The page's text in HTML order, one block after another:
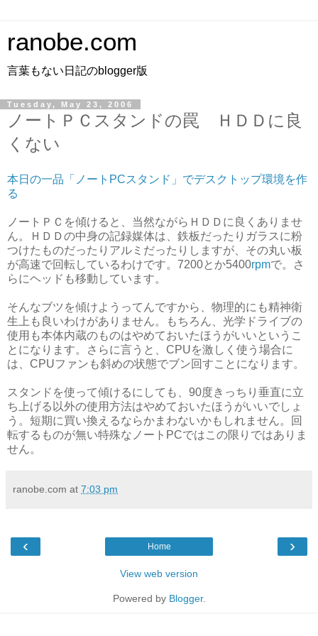
ranobe.com
言葉もない日記のblogger版
Tuesday, May 23, 2006
ノートＰＣスタンドの罠 ＨＤＤに良
くない
本日の一品「ノートPCスタンド」でデスクトップ環境を作
る
ノートＰＣを傾けると、当然ながらＨＤＤに良くありませ
ん。ＨＤＤの中身の記録媒体は、鉄板だったりガラスに粉
つけたものだったりアルミだったりしますが、その丸い板
が高速で回転しているわけです。7200とか5400rpmで。さ
らにヘッドも移動しています。
そんなブツを傾けようってんですから、物理的にも精神衛
生上も良いわけがありません。もちろん、光学ドライブの
使用も本体内蔵のものはやめておいたほうがいいというこ
とになります。さらに言うと、CPUを激しく使う場合に
は、CPUファンも斜めの状態でブン回すことになります。
スタンドを使って傾けるにしても、90度きっちり垂直に立
ち上げる以外の使用方法はやめておいたほうがいいでしょ
う。短期に買い換えるならかまわないかもしれません。回
転するものが無い特殊なノートPCではこの限りではありま
せん。
ranobe.com at 7:03 pm
‹ ›
Home
View web version
Powered by Blogger.